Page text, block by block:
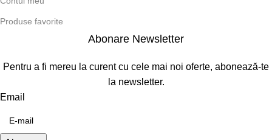
Produse favorite
Abonare Newsletter
Pentru a fi mereu la curent cu cele mai noi oferte, abonează-te
la newsletter.
Email